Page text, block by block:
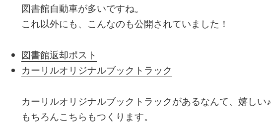
図書館自動車が多いですね。
これ以外にも、こんなのも公開されていました！
図書館返却ポスト
カーリルオリジナルブックトラック
カーリルオリジナルブックトラックがあるなんて、嬉しい♪
もちろんこちらもつくります。